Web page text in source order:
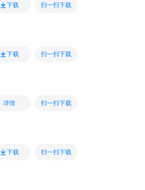
下载 扫一扫下载
下载 扫一扫下载
详情 扫一扫下载
下载 扫一扫下载